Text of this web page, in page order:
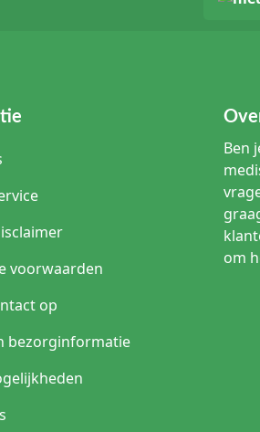
voorwaarden
op
bezorginformatie
Ben
om